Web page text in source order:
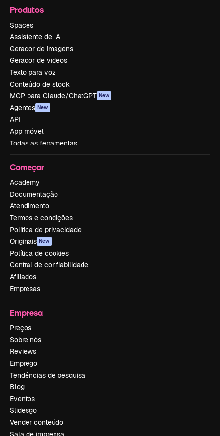
Produtos
Spaces
Assistente de IA
Gerador de imagens
Gerador de vídeos
Texto para voz
Conteúdo de stock
MCP para Claude/ChatGPT New
Agentes New
API
App móvel
Todas as ferramentas
Começar
Academy
Documentação
Atendimento
Termos e condições
Política de privacidade
Originais New
Política de cookies
Central de confiabilidade
Afiliados
Empresas
Empresa
Preços
Sobre nós
Reviews
Emprego
Tendências de pesquisa
Blog
Eventos
Slidesgo
Vender conteúdo
Sala de imprensa